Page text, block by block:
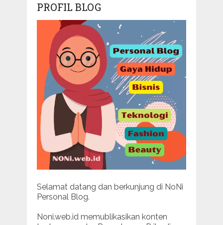
PROFIL BLOG
Selamat datang dan berkunjung di NoNi
Personal Blog.
Noni.web.id memublikasikan konten